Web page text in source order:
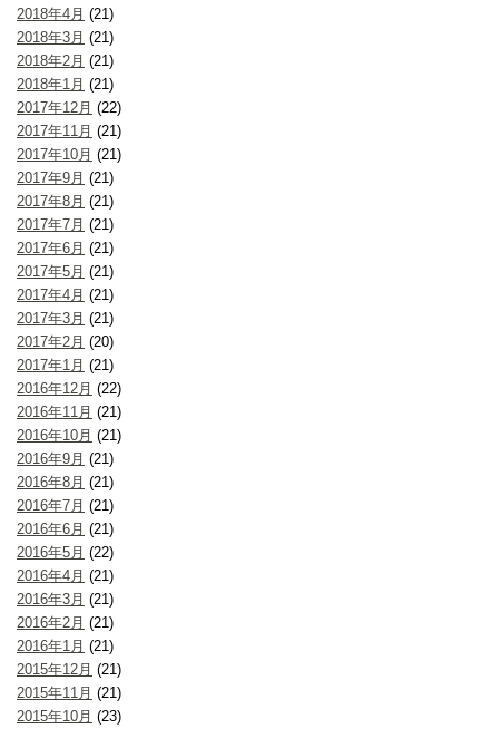
2018年4月 (21)
2018年3月 (21)
2018年2月 (21)
2018年1月 (21)
2017年12月 (22)
2017年11月 (21)
2017年10月 (21)
2017年9月 (21)
2017年8月 (21)
2017年7月 (21)
2017年6月 (21)
2017年5月 (21)
2017年4月 (21)
2017年3月 (21)
2017年2月 (20)
2017年1月 (21)
2016年12月 (22)
2016年11月 (21)
2016年10月 (21)
2016年9月 (21)
2016年8月 (21)
2016年7月 (21)
2016年6月 (21)
2016年5月 (22)
2016年4月 (21)
2016年3月 (21)
2016年2月 (21)
2016年1月 (21)
2015年12月 (21)
2015年11月 (21)
2015年10月 (23)